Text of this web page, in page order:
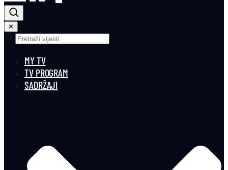
✕
MY TV
TV PROGRAM
SADRŽAJI